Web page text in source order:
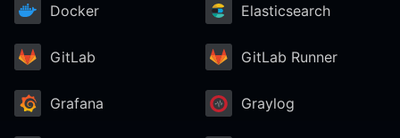
Docker Elasticsearch
GitLab GitLab Runner
Grafana Graylog